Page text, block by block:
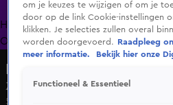
HomeUitzending Gemist
OranjezomerLivestreamsShop
Zwaargewonde man op straat
5 mei 2025, 10:40
om je keuzes te wijzigen of om je
door op de link Cookie-instellingen
klikken. Je selecties zullen overal
worden doorgevoerd.
Raadpleeg
meer informatie.
Bekijk hier onze
Functioneel & Essentieel